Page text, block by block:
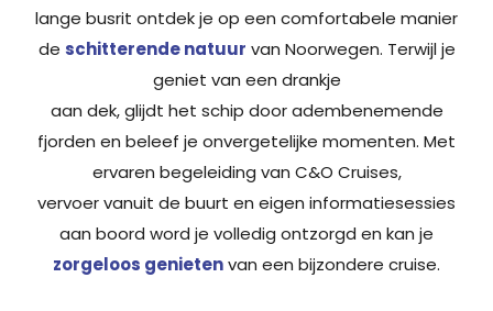
lange busrit ontdek je op een comfortabele manier
de schitterende natuur van Noorwegen. Terwijl je
geniet van een drankje
aan dek, glijdt het schip door adembenemende
fjorden en beleef je onvergetelijke momenten. Met
ervaren begeleiding van C&O Cruises,
vervoer vanuit de buurt en eigen informatiesessies
aan boord word je volledig ontzorgd en kan je
zorgeloos genietenvan een bijzondere cruise.